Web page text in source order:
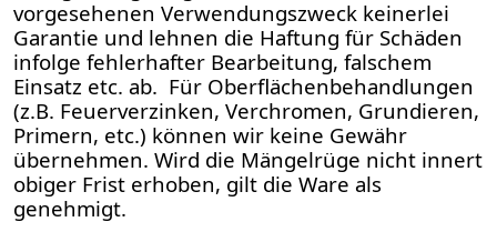
vorgesehenen Verwendungszweck keinerlei
Garantie und lehnen die Haftung für Schäden
infolge fehlerhafter Bearbeitung, falschem
Einsatz etc. ab. Für Oberflächenbehandlungen
(z.B. Feuerverzinken, Verchromen, Grundieren,
Primern, etc.) können wir keine Gewähr
übernehmen. Wird die Mängelrüge nicht innert
obiger Frist erhoben, gilt die Ware als
genehmigt.